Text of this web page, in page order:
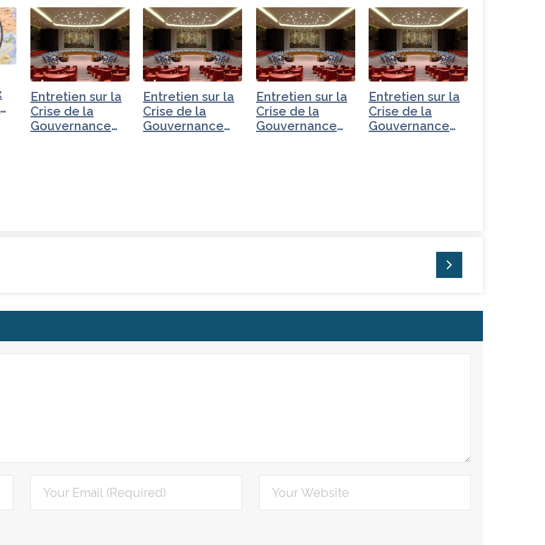
Entretien sur la
Crise de la
Gouvernance
Entretien sur la
Crise de la
Gouvernance
Entretien sur la
Crise de la
Gouvernance
Entretien sur la
Crise de la
Gouvernance